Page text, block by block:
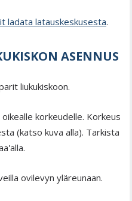
ladata latauskeskusesta.
ASENNUS
liukukiskoon.
korkeudelle. Korkeus
(katso kuva alla). Tarkista
ovilevyn yläreunaan.